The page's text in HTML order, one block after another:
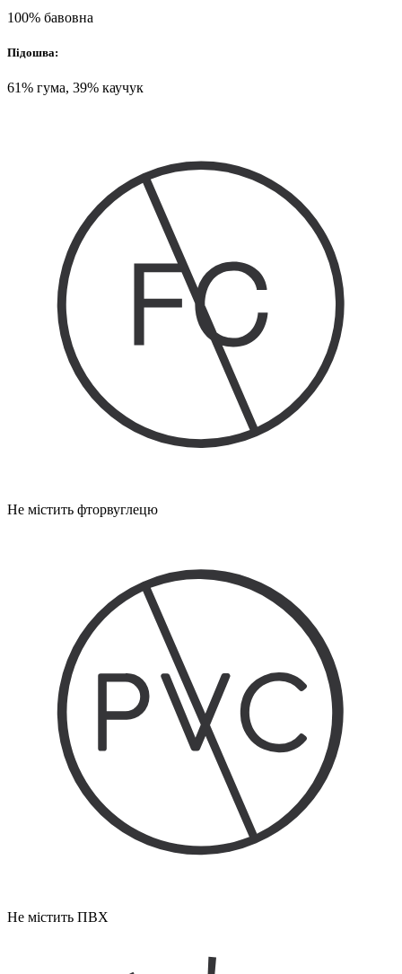
100% бавовна
Підошва:
61% гума, 39% каучук
Не містить фторвуглецю
Не містить ПВХ